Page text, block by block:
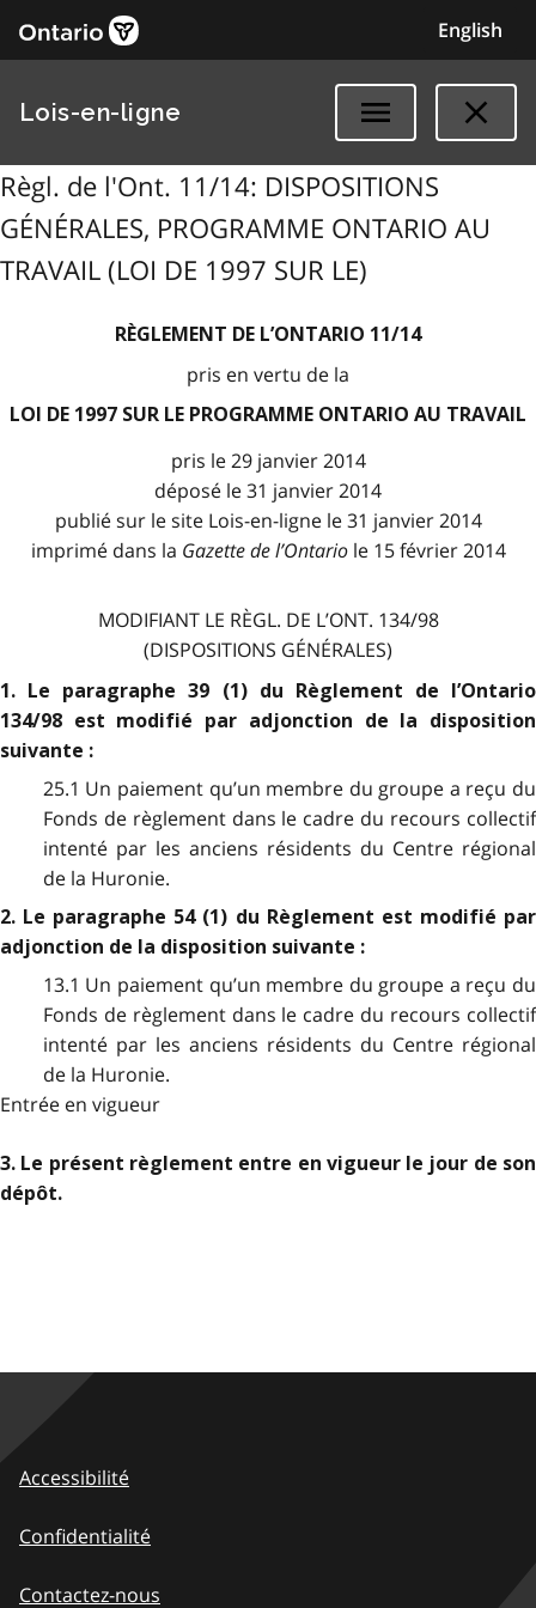
English
Lois-en-ligne
Règl. de l'Ont. 11/14: DISPOSITIONS
GÉNÉRALES, PROGRAMME ONTARIO AU
TRAVAIL (LOI DE 1997 SUR LE)
RÈGLEMENT DE L’ONTARIO 11/14
pris en vertu de la
LOI DE 1997 SUR LE PROGRAMME ONTARIO AU TRAVAIL
pris le 29 janvier 2014
déposé le 31 janvier 2014
publié sur le site Lois-en-ligne le 31 janvier 2014
imprimé dans la Gazette de l’Ontariole 15 février 2014
MODIFIANT LE RÈGL. DE L’ONT. 134/98
(DISPOSITIONS GÉNÉRALES)
1. Le paragraphe 39 (1) du Règlement de l’Ontario
134/98 est modifié par adjonction de la disposition
suivante :
25.1 Un paiement qu’un membre du groupe a reçu du
Fonds de règlement dans le cadre du recours collectif
intenté par les anciens résidents du Centre régional
de la Huronie.
2. Le paragraphe 54 (1) du Règlement est modifié par
adjonction de la disposition suivante :
13.1 Un paiement qu’un membre du groupe a reçu du
Fonds de règlement dans le cadre du recours collectif
intenté par les anciens résidents du Centre régional
de la Huronie.
Entrée en vigueur
3. Le présent règlement entre en vigueur le jour de son
dépôt.
Accessibilité
Confidentialité
Contactez-nous